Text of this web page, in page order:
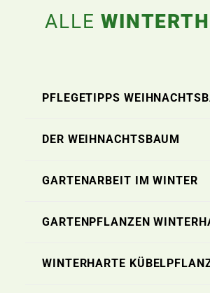
ALLE
PFLEGETIPPS
DER WEIHNACHTSBAUM
GARTENARBEIT IM WINTER
GARTENPFLANZEN
WINTERHARTE